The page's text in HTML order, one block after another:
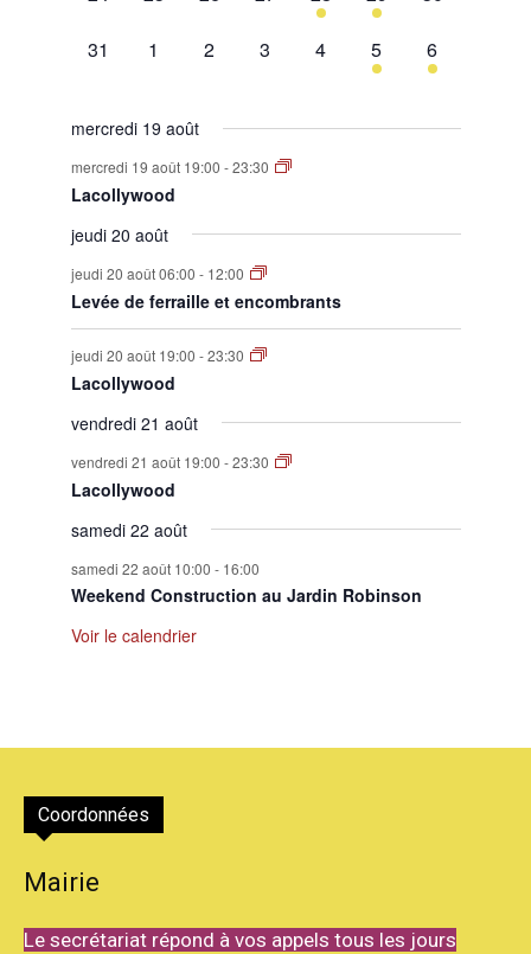
évènement,évènement,évènement,
0
31
0
1
0
2
0
3
0
évènement,
4
1
évènement,
5
1
évènement,
6
mercredi 19 août
mercredi 19 août 19:00 -23:30
Lacollywood
jeudi 20 août
jeudi 20 août 06:00 - 12:00
Levée de ferraille et encombrants
jeudi 20 août 19:00 -23:30
Lacollywood
vendredi 21 août
vendredi 21 août 19:00 -23:30
Lacollywood
samedi 22 août
samedi 22 août 10:00 - 16:00
Weekend Construction au Jardin Robinson
Voir le calendrier
Coordonnées
Mairie
Le secrétariat répond à vos appels tous les jours